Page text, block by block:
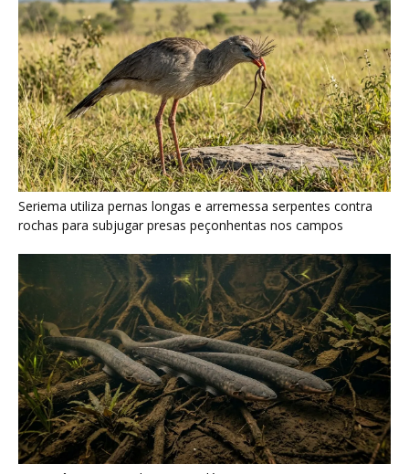
Seriema utiliza pernas longas e arremessa serpentes contra
rochas para subjugar presas peçonhentas nos campos